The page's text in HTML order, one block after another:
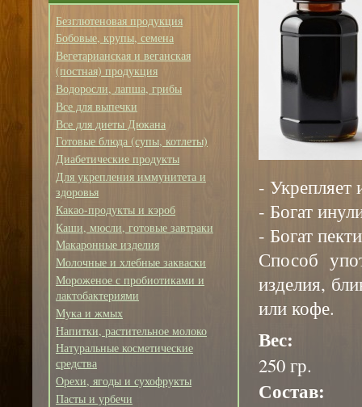
Безглютеновая продукция
Бобовые, крупы, семена
Вегетарианская и веганская
(постная) продукция
Водоросли, лапша, грибы
Все для выпечки
Все для диеты Дюкана
Готовые блюда (супы, котлеты)
Диабетические продукты
Для укрепления иммунитета и
здоровья
Какао-продукты и кэроб
Каши, мюсли, готовые завтраки
Макаронные изделия
Молочные и хлебные закваски
Мороженое с пробиотиками и
лактобактериями
Мука и жмых
Напитки, растительное молоко
Натуральные косметические
средства
Орехи, ягоды и сухофрукты
Пасты и урбечи
- Укрепляет
- Богат
- Богат
Способ
изделия,
или кофе.
Вес:
250 гр.
Состав: